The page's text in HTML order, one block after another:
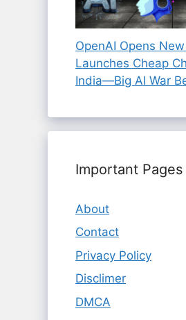
OpenAI Opens
Launches Cheap
India—Big AI War
Important Pages
About
Contact
Privacy Policy
Disclimer
DMCA